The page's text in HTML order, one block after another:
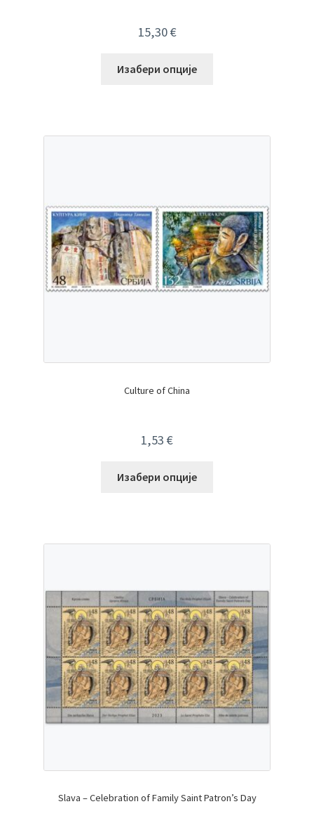
15,30€
Изабери опције
Culture of China
1,53 €
Изабери опције
Slava – Celebration of Family Saint Patron’s Day